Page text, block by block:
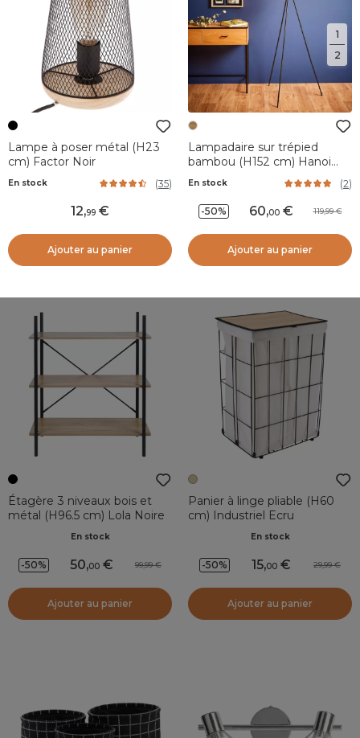
1
2
Lampe à poser métal (H23
cm) Factor Noir
En stock (35)
12,99
Ajouter au panier
Lampadaire sur trépied
bambou (H152 cm) Hanoi
Naturel beige
En stock (2)
-50% 60,00 119,99
Ajouter au panier
Étagère 3 niveaux bois et
métal (H96.5 cm) Lola Noire
En stock
-50% 50,00 99,99
Ajouter au panier
Panier à linge pliable (H60
cm) Industriel Ecru
En stock
-50% 15,00 29,99
Ajouter au panier